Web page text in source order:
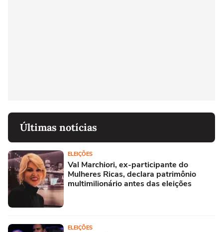
Últimas notícias
ELEIÇÕES
Val Marchiori, ex-participante do
Mulheres Ricas, declara patrimônio
multimilionário antes das eleições
ELEIÇÕES